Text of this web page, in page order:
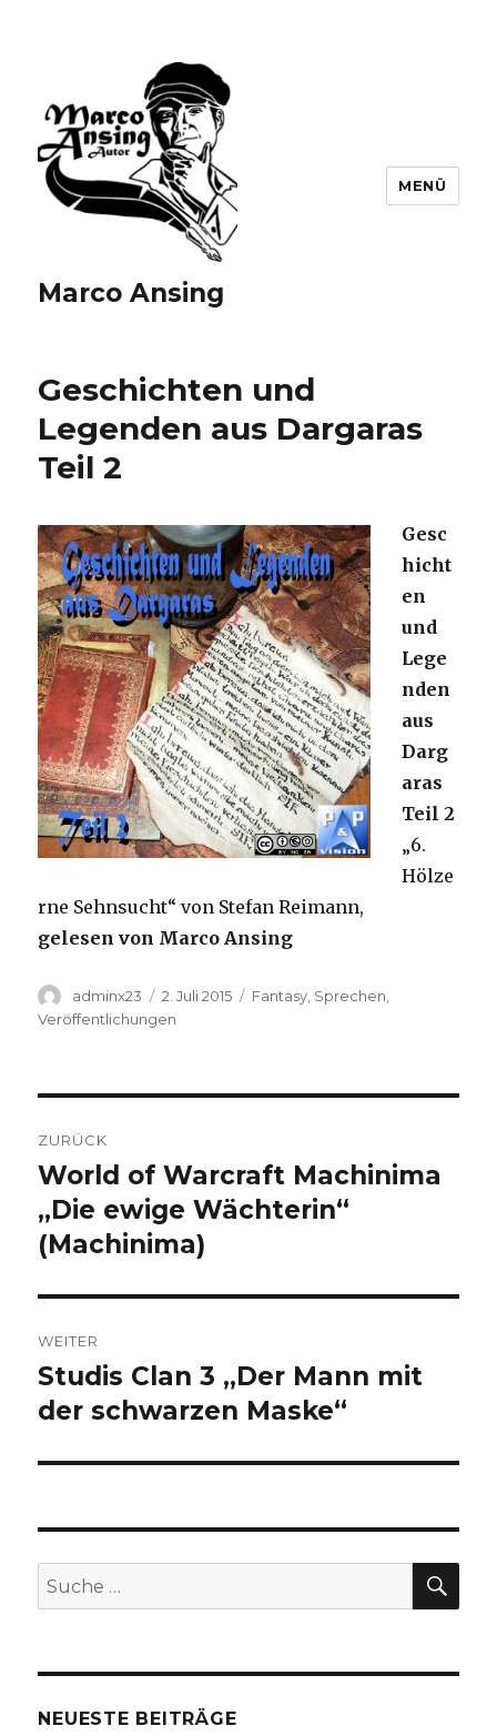
Marco Ansing
MENÜ
Geschichten und
Legenden aus Dargaras
Teil 2
Gesc
hicht
en
und
Lege
nden
aus
Darg
aras
Teil 2
„6.
Hölze
rne Sehnsucht“ von Stefan Reimann,
gelesen von Marco Ansing
Autor
adminx23
Veröffentlicht
am
2. Juli 2015 Kategorien
Fantasy Sprechen
Veröffentlichungen
ZURÜCK
Vorheriger
Beitrag:
World of Warcraft Machinima
„Die ewige Wächterin“
(Machinima)
WEITER
Nächster
Beitrag:
Studis Clan 3 „Der Mann mit
der schwarzen Maske“
Suche
nach:
NEUESTE BEITRÄGE